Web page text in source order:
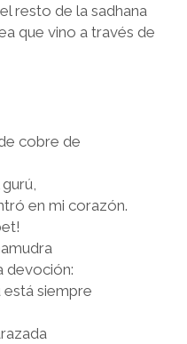
resto de la sadhana
que vino a través de
cobre de
en mi corazón.
devoción:
está siempre